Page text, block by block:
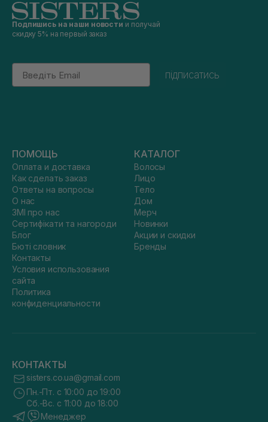
Подпишись на наши новости и получай
скидку 5% на первый заказ
Email
підписатись
ПОМОЩЬ
Оплата и доставка
Как сделать заказ
Ответы на вопросы
О нас
ЗМІ про нас
Сертифікати та нагороди
Блог
Бюті словник
Контакты
Условия использования
сайта
Политика
конфиденциальности
КАТАЛОГ
Волосы
Лицо
Тело
Дом
Мерч
Новинки
Акции и скидки
Бренды
КОНТАКТЫ
sisters.co.ua@gmail.com
Пн.-Пт. с 10:00 до 19:00
Сб.-Вс. с 11:00 до 18:00
Менеджер